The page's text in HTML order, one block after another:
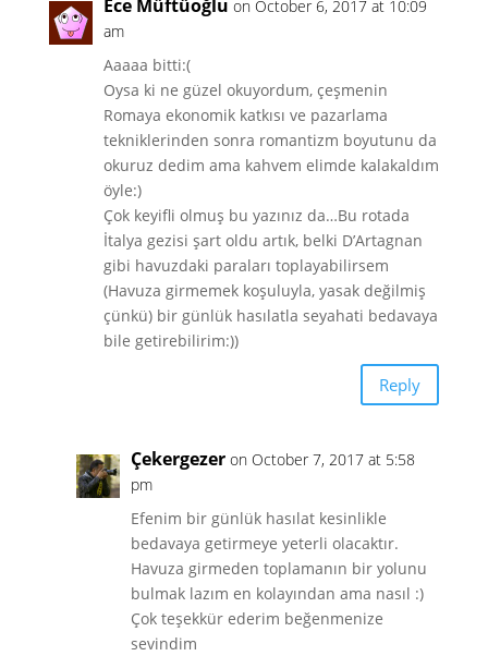
Ece Müftüoğlu on October 6, 2017 at 10:09
am
Aaaaa bitti:(
Oysa ki ne güzel okuyordum, çeşmenin
Romaya ekonomik katkısı ve pazarlama
tekniklerinden sonra romantizm boyutunu da
okuruz dedim ama kahvem elimde kalakaldım
öyle:)
Çok keyifli olmuş bu yazınız da…Bu rotada
İtalya gezisi şart oldu artık, belki D’Artagnan
gibi havuzdaki paraları toplayabilirsem
(Havuza girmemek koşuluyla, yasak değilmiş
çünkü) bir günlük hasılatla seyahati bedavaya
bile getirebilirim:))
Reply
Çekergezer on October 7, 2017 at 5:58
pm
Efenim bir günlük hasılat kesinlikle
bedavaya getirmeye yeterli olacaktır.
Havuza girmeden toplamanın bir yolunu
bulmak lazım en kolayından ama nasıl :)
Çok teşekkür ederim beğenmenize
sevindim